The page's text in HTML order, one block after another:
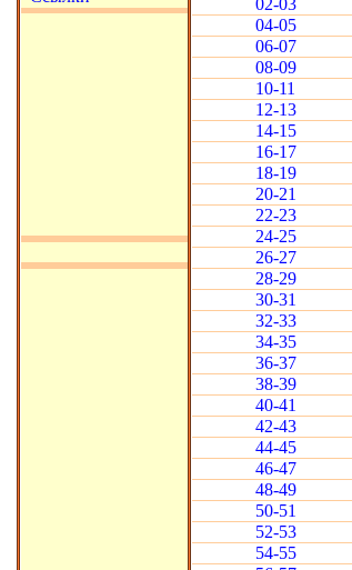
02-03
04-05
06-07
08-09
10-11
12-13
14-15
16-17
18-19
20-21
22-23
24-25
26-27
28-29
30-31
32-33
34-35
36-37
38-39
40-41
42-43
44-45
46-47
48-49
50-51
52-53
54-55